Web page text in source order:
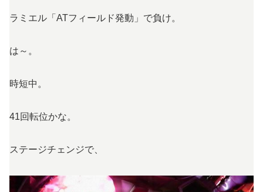
ラミエル「ATフィールド発動」で負け。
は～。
時短中。
41回転位かな。
ステージチェンジで、